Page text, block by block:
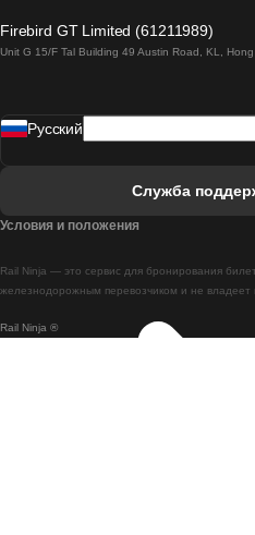
Поезд
Поезд
Поезд Брага
Firebird GT Limited (61211989)
Unit G 15/F Tal Building 49 Austin Road, KL,
Rail Ninja ®
Rail Ninja — это сервис для бронирования
железнодорожным перевозчиком и не владеет
Pусский
Служба
Условия и положения